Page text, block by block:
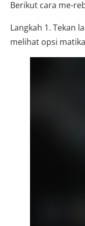
Berikut cara me-
Langkah 1. Tekan
melihat opsi